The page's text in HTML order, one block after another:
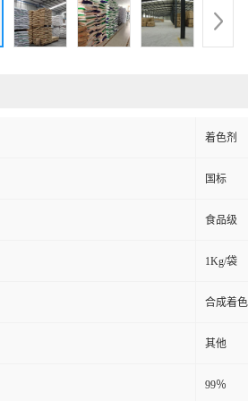
着色剂
国标
食品级
1Kg/袋
合成着
其他
99％